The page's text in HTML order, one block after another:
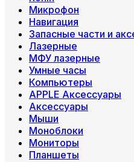
Микрофон
Навигация
Запасные части и
Лазерные
МФУ лазерные
Умные часы
Компьютеры
APPLE Аксессуары
Аксессуары
Мыши
Моноблоки
Мониторы
Планшеты